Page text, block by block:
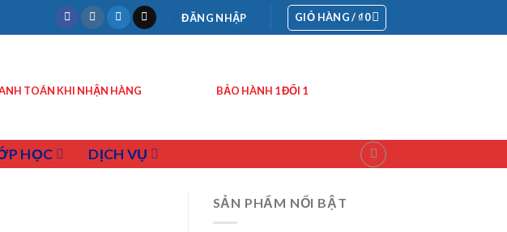
ĐĂNG NHẬP GIỎ HÀNG /₫0
TOÁN KHI NHẬN HÀNG BẢO HÀNH 1 ĐỔI 1
HỌC DỊCH VỤ
SẢN PHẨM NỔI BẬT